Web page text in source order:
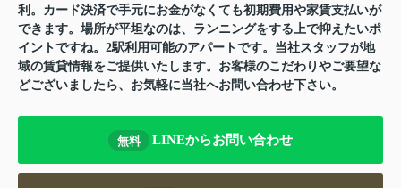
利。カード決済で手元にお金がなくても初期費用や家賃支払いが
できます。場所が平坦なのは、ランニングをする上で抑えたいポ
イントですね。2駅利用可能のアパートです。当社スタッフが地
域の賃貸情報をご提供いたします。お客様のこだわりやご要望な
どございましたら、お気軽に当社へお問い合わせ下さい。
無料 LINEからお問い合わせ